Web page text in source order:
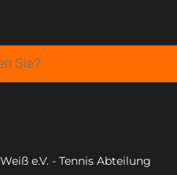
e.V. - Tennis Abteilung